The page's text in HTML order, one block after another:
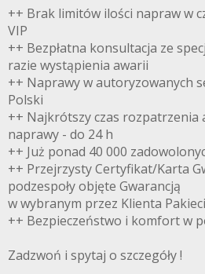
++ Brak limitów ilości napraw w
VIP
++ Bezpłatna konsultacja ze
razie wystąpienia awarii
++ Naprawy w autoryzowanych
Polski
++ Najkrótszy czas rozpatrzenia
naprawy - do 24 h
++ Już ponad 40 000
++ Przejrzysty Certyfikat/Karta
podzespoły objęte Gwarancją
w wybranym przez Klienta
++ Bezpieczeństwo i komfort w
Zadzwoń i spytaj o szczegóły !